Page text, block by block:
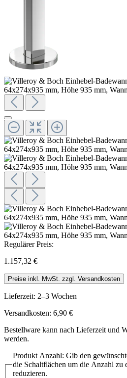
Regulärer Preis:
1.157,32 €
Preise inkl. MwSt. zzgl. Versandkosten
Lieferzeit: 2–3 Wochen
Versandkosten: 6,90 €
Bestellware kann nach Lieferzeit und
werden.
Produkt Anzahl: Gib den
die Schaltflächen um die Anzahl zu
reduzieren.